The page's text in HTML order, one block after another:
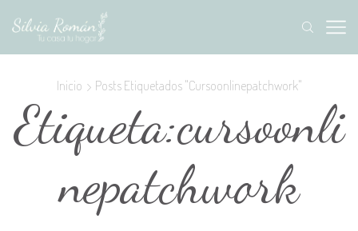
Inicio Posts Etiquetados "cursoonlinepatchwork"
Etiqueta:cursoonli
nepatchwork